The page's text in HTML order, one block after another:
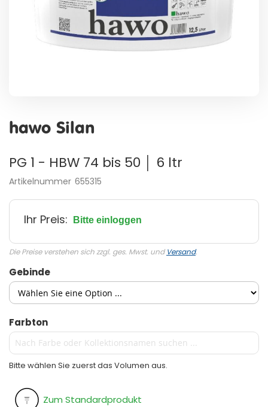
der
hawo Silan
PG 1 - HBW 74 bis 50 │ 6 ltr
Artikelnummer 655315
Ihr Preis: Bitte einloggen
Die Preise verstehen sich zzgl. ges. Mwst. und Versand.
Gebinde
Farbton
Bitte wählen Sie zuerst das Volumen aus.
Zum Standardprodukt